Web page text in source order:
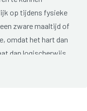
op tijdens fysieke
zware maaltijd of
omdat het hart dan
dan logischerwijs